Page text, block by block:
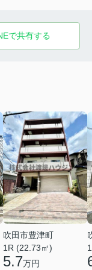
で共有する
吹田市豊津町
1R (22.73㎡)
5.7万円